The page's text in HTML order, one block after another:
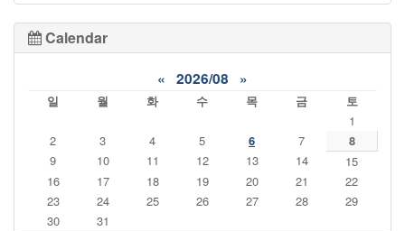
Calendar
« 2026/08 »
일 월 화 수 목 금
토
1
2
3 4 5 6 7
8
9
10 11 12 13 14
15
16
17 18 19 20 21
22
23
24 25 26 27 28
29
30
31